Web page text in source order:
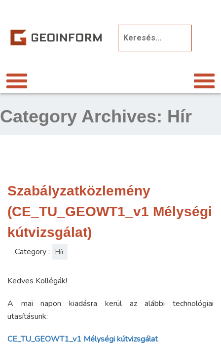
Category Archives: Hír
Szabályzatközlemény
(CE_TU_GEOWT1_v1 Mélységi
kútvizsgálat)
Category : Hír
Kedves Kollégák!
A mai napon kiadásra kerül az alábbi technológiai
utasításunk:
CE_TU_GEOWT1_v1 Mélységi kútvizsgálat